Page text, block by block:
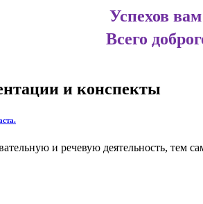
Успехов
Всего
и конспекты
и речевую деятельность, тем